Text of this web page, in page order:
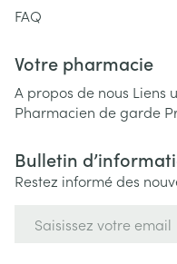
FAQ
Votre pharmacie
A propos de nous Liens
Pharmacien de garde
Bulletin
Restez informé des